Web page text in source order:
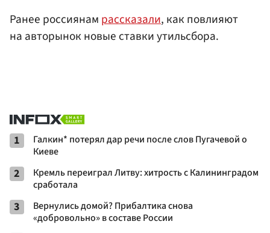
Ранее россиянам рассказали, как повлияют
на авторынок новые ставки утильсбора.
1
Галкин* потерял дар речи после слов Пугачевой о
Киеве
2
Кремль переиграл Литву: хитрость с Калининградом
сработала
3
Вернулись домой? Прибалтика снова
«добровольно» в составе России